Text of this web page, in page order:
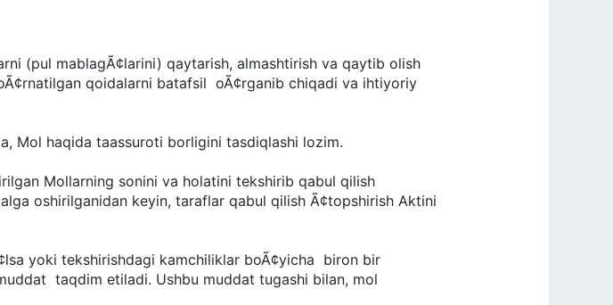
(pul mablagÃ¢larini) qaytarish, almashtirish va qaytib olish
qoidalarni batafsil oÃ¢rganib chiqadi va ihtiyoriy
Mol haqida taassuroti borligini tasdiqlashi lozim.
Mollarning sonini va holatini tekshirib qabul qilish
oshirilganidan keyin, taraflar qabul qilish Ã¢topshirish Aktini
yoki tekshirishdagi kamchiliklar boÃ¢yicha biron bir
muddat taqdim etiladi. Ushbu muddat tugashi bilan, mol